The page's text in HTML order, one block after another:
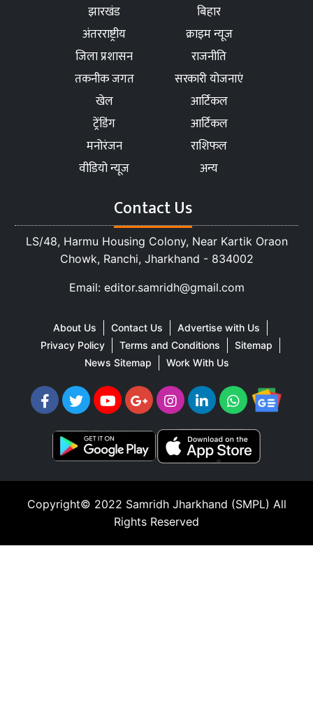
झारखंड
बिहार
अंतरराष्ट्रीय
क्राइम न्यूज
जिला प्रशासन
राजनीति
तकनीक जगत
सरकारी योजनाएं
खेल
आर्टिकल
ट्रेंडिंग
आर्टिकल
मनोरंजन
राशिफल
वीडियो न्यूज
अन्य
Contact Us
LS/48, Harmu Housing Colony, Near Kartik Oraon
Chowk, Ranchi, Jharkhand - 834002
Email: editor.samridh@gmail.com
About Us Contact Us
Advertise with Us
Privacy Policy
Terms and Conditions
Sitemap
News Sitemap
Work With Us
Copyright© 2022 Samridh Jharkhand (SMPL) All
Rights Reserved